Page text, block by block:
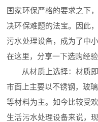
国家环保严格的要求之下
决环保难题的法宝。因此
污水处理设备，成为了中
在这里，分享一下选购经验
从材质上选择：材质
市面上主要以不锈钢，玻
等材料为主。如今比较受
生活污水处理设备来说，